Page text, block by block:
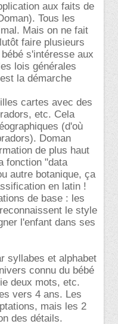
aux faits de
Tous les
Mais on ne fait
faire plusieurs
s'intéresse aux
lois générales
la démarche
cartes avec des
etc. Cela
(d'où
Doman
de plus haut
fonction "data
autre botanique, ça
en latin !
de base : les
le style
l'enfant dans ses
syllabes et alphabet
connu du bébé
deux mots, etc.
vers 4 ans. Les
mais les 2
des détails.